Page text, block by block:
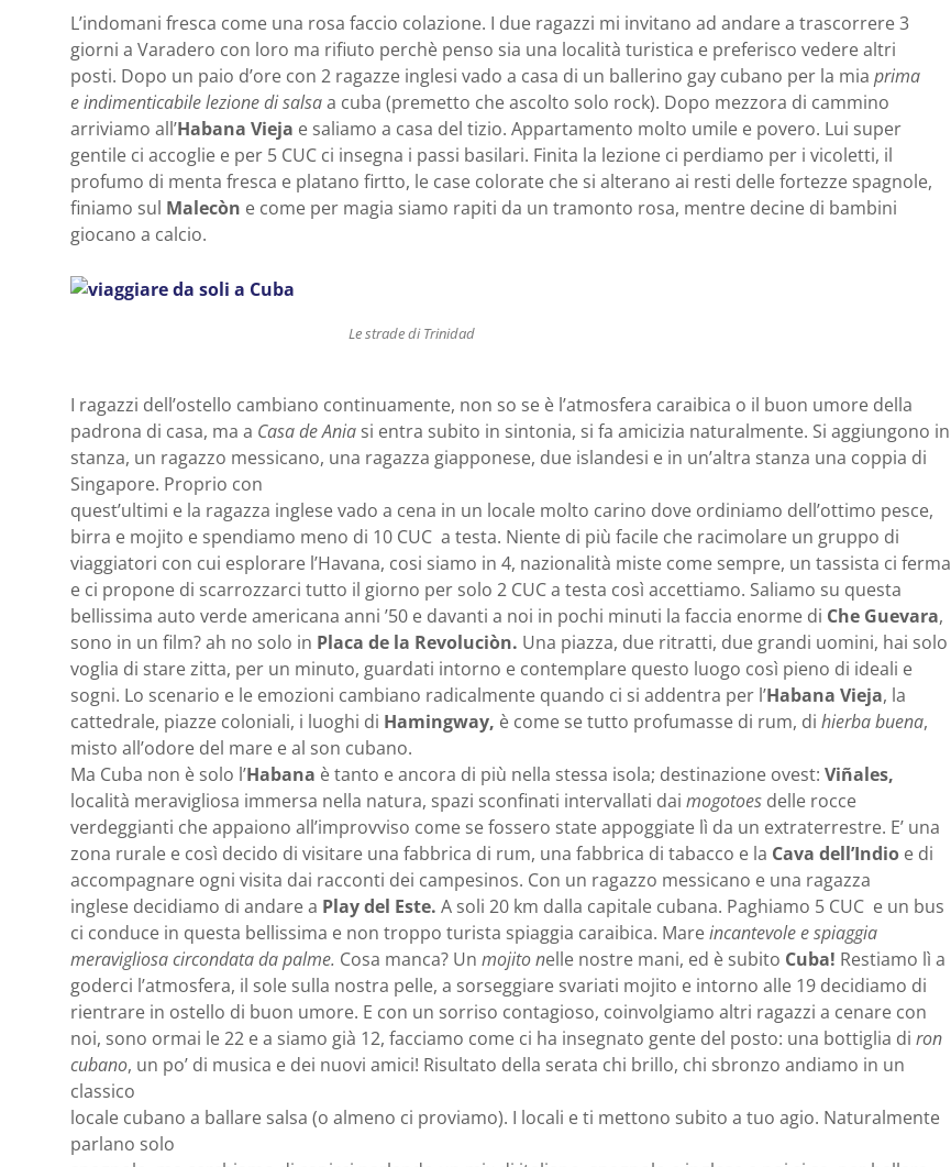
L’indomani fresca come una rosa faccio colazione. I due ragazzi mi invitano ad andare a trascorrere 3
giorni a Varadero con loro ma rifiuto perchè penso sia una località turistica e preferisco vedere altri
posti. Dopo un paio d’ore con 2 ragazze inglesi vado a casa di un ballerino gay cubano per la mia prima
e indimenticabile lezione di salsaa cuba (premetto che ascolto solo rock). Dopo mezzora di cammino
arriviamo all’Habana Vieja e saliamo a casa del tizio. Appartamento molto umile e povero. Lui super
gentile ci accoglie e per 5 CUC ci insegna i passi basilari. Finita la lezione ci perdiamo per i vicoletti, il
profumo di menta fresca e platano firtto, le case colorate che si alterano ai resti delle fortezze spagnole,
finiamo sul Malecòn e come per magia siamo rapiti da un tramonto rosa, mentre decine di bambini
giocano a calcio.
Le strade di Trinidad
I ragazzi dell’ostello cambiano continuamente, non so se è l’atmosfera caraibica o il buon umore della
padrona di casa, ma a Casa de Ania si entra subito in sintonia, si fa amicizia naturalmente. Si aggiungono in
stanza, un ragazzo messicano, una ragazza giapponese, due islandesi e in un’altra stanza una coppia di
Singapore. Proprio con
quest’ultimi e la ragazza inglese vado a cena in un locale molto carino dove ordiniamo dell’ottimo pesce,
birra e mojito e spendiamo meno di 10 CUC a testa. Niente di più facile che racimolare un gruppo di
viaggiatori con cui esplorare l’Havana, cosi siamo in 4, nazionalità miste come sempre, un tassista ci ferma
e ci propone di scarrozzarci tutto il giorno per solo 2 CUC a testa così accettiamo. Saliamo su questa
bellissima auto verde americana anni ’50 e davanti a noi in pochi minuti la faccia enorme di Che Guevara,
sono in un film? ah no solo in Placa de la Revoluciòn. Una piazza, due ritratti, due grandi uomini, hai solo
voglia di stare zitta, per un minuto, guardati intorno e contemplare questo luogo così pieno di ideali e
sogni. Lo scenario e le emozioni cambiano radicalmente quando ci si addentra per l’Habana Vieja, la
cattedrale, piazze coloniali, i luoghi di Hamingway, è come se tutto profumasse di rum, di hierba buena,
misto all’odore del mare e al son cubano.
Ma Cuba non è solo l’Habana è tanto e ancora di più nella stessa isola; destinazione ovest: Viñales,
località meravigliosa immersa nella natura, spazi sconfinati intervallati dai mogotoes delle rocce
verdeggianti che appaiono all’improvviso come se fossero state appoggiate lì da un extraterrestre. E’ una
zona rurale e così decido di visitare una fabbrica di rum, una fabbrica di tabacco e la Cava dell’Indio e di
accompagnare ogni visita dai racconti dei campesinos. Con un ragazzo messicano e una ragazza
inglese decidiamo di andare a Play del Este. A soli 20 km dalla capitale cubana. Paghiamo 5 CUC e un bus
ci conduce in questa bellissima e non troppo turista spiaggia caraibica. Mareincantevole e spiaggia
meravigliosa circondata da palme. Cosa manca? Un mojito nelle nostre mani, ed è subito Cuba! Restiamo lì a
goderci l’atmosfera, il sole sulla nostra pelle, a sorseggiare svariati mojito e intorno alle 19 decidiamo di
rientrare in ostello di buon umore. E con un sorriso contagioso, coinvolgiamo altri ragazzi a cenare con
noi, sono ormai le 22 e a siamo già 12, facciamo come ci ha insegnato gente del posto: una bottiglia di ron
cubano, un po’ di musica e dei nuovi amici! Risultato della serata chi brillo, chi sbronzo andiamo in un
classico
locale cubano a ballare salsa (o almeno ci proviamo). I locali e ti mettono subito a tuo agio. Naturalmente
parlano solo